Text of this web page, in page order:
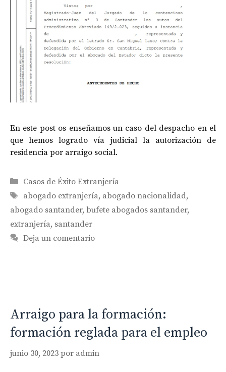
En este post os enseñamos un caso del despacho en el
que hemos logrado vía judicial la autorización de
residencia por arraigo social.
Categorías
Casos de Éxito Extranjería
Etiquetas
abogado extranjería, abogado nacionalidad,
abogado santander, bufete abogados santander,
extranjería, santander
Deja un comentario
Arraigo para la formación:
formación reglada para el empleo
junio 30, 2023 por admin